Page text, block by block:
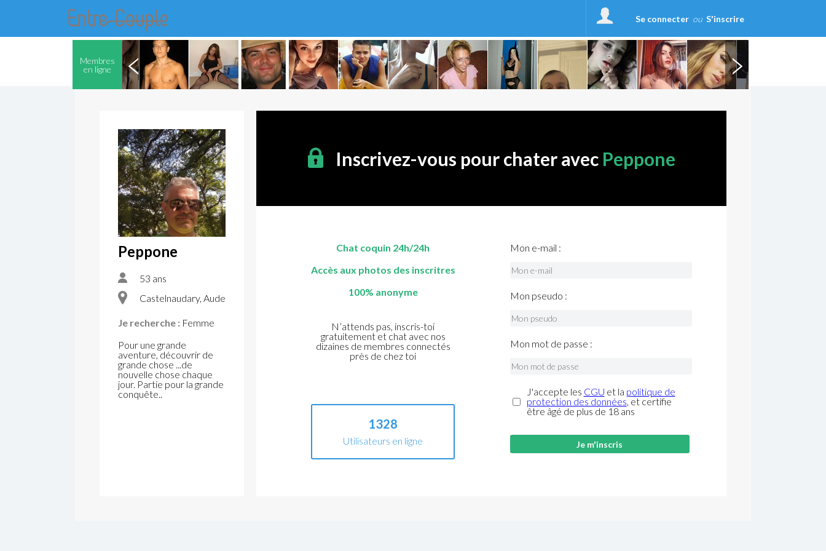
Se connecter ou S'inscrire
Membres
en ligne
Peppone
53 ans
Castelnaudary, Aude
Je recherche : Femme
Pour une grande
aventure, découvrir de
grande chose ...de
nouvelle chose chaque
jour. Partie pour la grande
conquête..
Inscrivez-vous pour chater avec Peppone
Chat coquin 24h/24h
Accès aux photos des inscritres
100% anonyme
N’attends pas, inscris-toi
gratuitement et chat avec nos
dizaines de membres connectés
près de chez toi
1328
Utilisateurs en ligne
Mon e-mail :
Mon pseudo :
Mon mot de passe :
J'accepte les CGU et la politique de
protection des données, et certifie
être âgé de plus de 18 ans